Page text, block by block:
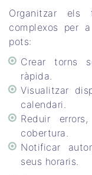
Organitzar
complexos per
pots:
Crear torns
ràpida.
Visualitzar
calendari.
Reduir
cobertura.
Notificar
seus horaris.